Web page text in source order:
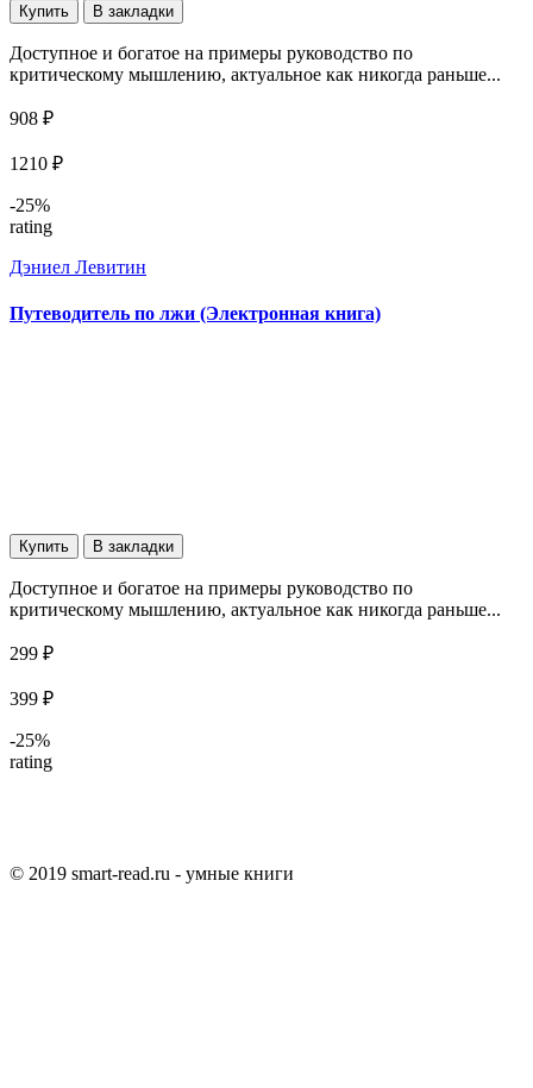
Купить В закладки
Доступное и богатое на примеры руководство по
критическому мышлению, актуальное как никогда раньше...
908 ₽
1210 ₽
-25%
rating
Дэниел Левитин
Путеводитель по лжи (Электронная книга)
Купить В закладки
Доступное и богатое на примеры руководство по
критическому мышлению, актуальное как никогда раньше...
299 ₽
399 ₽
-25%
rating
© 2019 smart-read.ru - умные книги